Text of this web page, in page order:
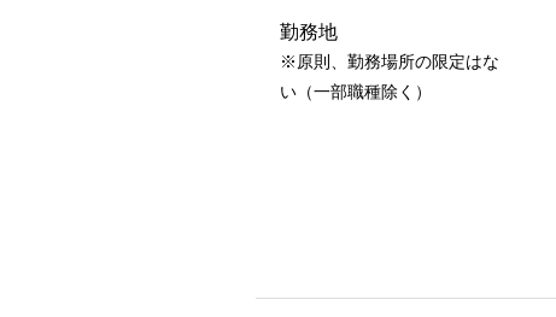
勤務地
※原則、勤務場所の限定はな
い（一部職種除く）